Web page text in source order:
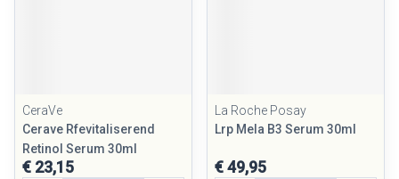
CeraVe
Cerave Rfevitaliserend
Retinol Serum 30ml
€ 23,15
La Roche Posay
Lrp Mela B3 Serum 30ml
€ 49,95